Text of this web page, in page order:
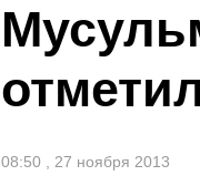
08:50 , 27 ноября 2013